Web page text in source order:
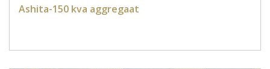
Ashita-150 kva aggregaat